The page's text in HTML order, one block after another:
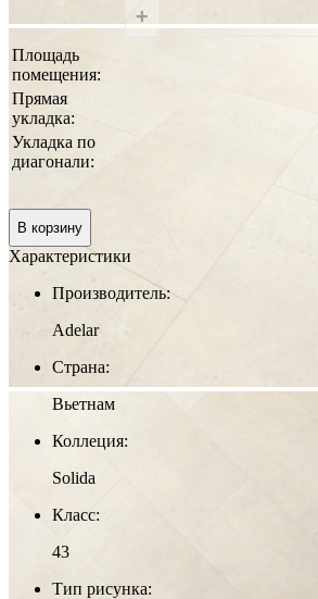
+
Площадь
помещения:
Прямая
укладка:
Укладка по
диагонали:
В корзину
Характеристики
Производитель:
Adelar
Страна:
Вьетнам
Коллеция:
Solida
Класс:
43
Тип рисунка: